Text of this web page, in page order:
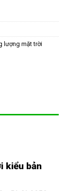
lượng mặt trời
kiểu bản